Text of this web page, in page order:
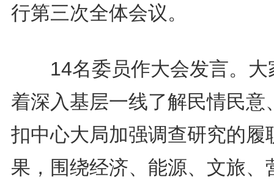
行第三次全体会议。
14名委员作大会发言。大
着深入基层一线了解民情民意
扣中心大局加强调查研究的履
果，围绕经济、能源、文旅、